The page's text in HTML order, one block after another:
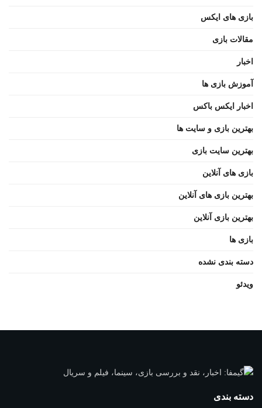
بازی های ایکس
مقالات بازی
اخبار
آموزش بازی ها
اخبار ایکس باکس
بهترین بازی و سایت ها
بهترین سایت بازی
بازی های آنلاین
بهترین بازی های آنلاین
بهترین بازی آنلاین
بازی ها
دسته بندی نشده
ویدئو
دسته بندی